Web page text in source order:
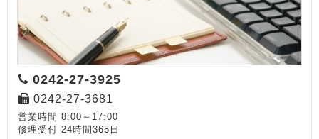
0242-27-3925
0242-27-3681
営業時間 8:00～17:00
修理受付 24時間365日